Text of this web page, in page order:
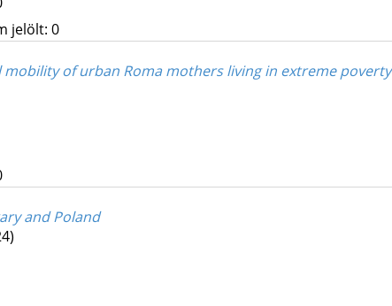
jelölt: 0
of urban Roma mothers living in extreme poverty
and Poland